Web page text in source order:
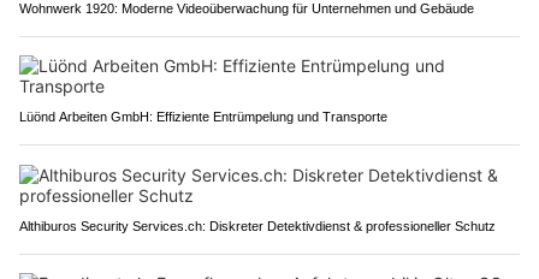
Wohnwerk 1920: Moderne Videoüberwachung für Unternehmen und Gebäude
Lüönd Arbeiten GmbH: Effiziente Entrümpelung und Transporte
Althiburos Security Services.ch: Diskreter Detektivdienst & professioneller Schutz